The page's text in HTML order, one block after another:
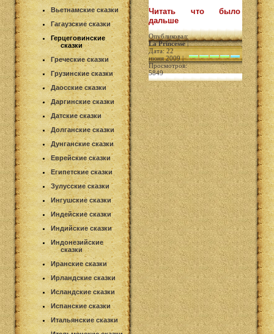
Вьетнамские сказки
Гагаузские сказки
Герцеговинские
сказки
Греческие сказки
Грузинские сказки
Даосские сказки
Даргинские сказки
Датские сказки
Долганские сказки
Дунганские сказки
Еврейские сказки
Египетские сказки
Зулусские сказки
Ингушские сказки
Индейские сказки
Индийские сказки
Индонезийские
сказки
Иранские сказки
Ирландские сказки
Исландские сказки
Испанские сказки
Итальянские сказки
Читать что было
дальше
Опубликовал:
La Princesse|
Дата: 22
июня 2009 |
Просмотров:
5849